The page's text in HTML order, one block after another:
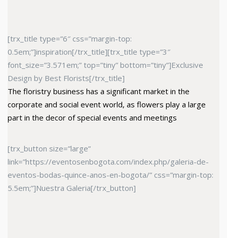
[trx_title type=”6″ css=”margin-top:
0.5em;”]inspiration[/trx_title][trx_title type=”3″
font_size=”3.571em;” top=”tiny” bottom=”tiny”]Exclusive
Design by Best Florists[/trx_title]
The floristry business has a significant market in the
corporate and social event world, as flowers play a large
part in the decor of special events and meetings
[trx_button size=”large”
link=”https://eventosenbogota.com/index.php/galeria-de-
eventos-bodas-quince-anos-en-bogota/” css=”margin-top:
5.5em;”]Nuestra Galeria[/trx_button]